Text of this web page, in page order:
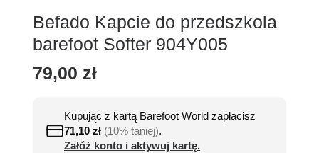
Befado Kapcie do przedszkola
barefoot Softer 904Y005
79,00 zł
Kupując z kartą Barefoot World zapłacisz
71,10 zł (10% taniej).
Załóż konto i aktywuj kartę.